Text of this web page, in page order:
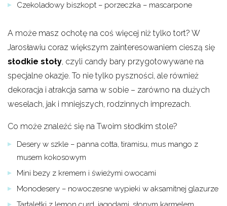
Czekoladowy biszkopt – porzeczka – mascarpone
A może masz ochotę na coś więcej niż tylko tort? W
Jarosławiu coraz większym zainteresowaniem cieszą się
słodkie stoły, czyli candy bary przygotowywane na
specjalne okazje. To nie tylko pyszności, ale również
dekoracja i atrakcja sama w sobie – zarówno na dużych
weselach, jak i mniejszych, rodzinnych imprezach.
Co może znaleźć się na Twoim słodkim stole?
Desery w szkle – panna cotta, tiramisu, mus mango z
musem kokosowym
Mini bezy z kremem i świeżymi owocami
Monodesery – nowoczesne wypieki w aksamitnej glazurze